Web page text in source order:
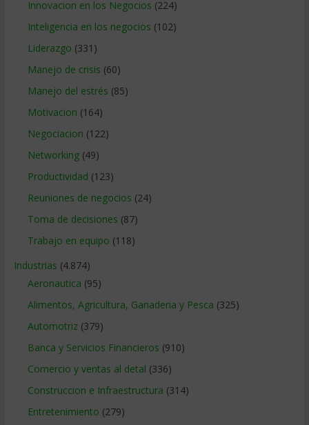
Innovacion en los Negocios (224)
Inteligencia en los negocios (102)
Liderazgo (331)
Manejo de crisis (60)
Manejo del estrés (85)
Motivacion (164)
Negociacion (122)
Networking(49)
Productividad (123)
Reuniones de negocios (24)
Toma de decisiones (87)
Trabajo en equipo (118)
Industrias (4.874)
Aeronautica (95)
Alimentos, Agricultura, Ganaderia y Pesca (325)
Automotriz(379)
Banca y Servicios Financieros (910)
Comercio y ventas al detal (336)
Construccion e Infraestructura (314)
Entretenimiento (279)